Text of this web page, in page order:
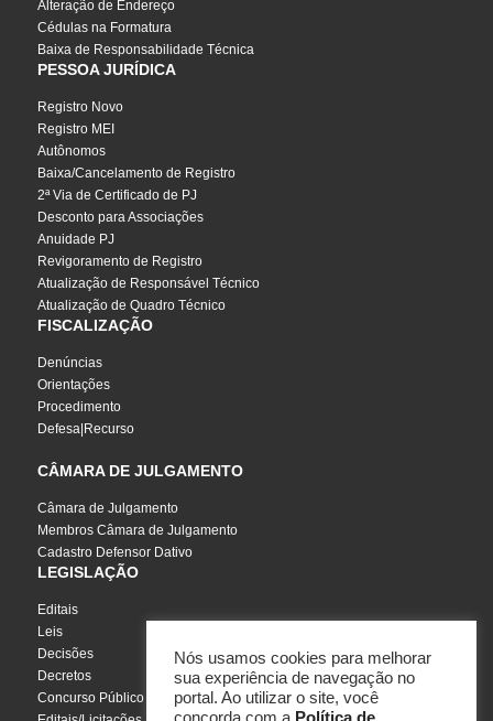
Alteração de Endereço
Cédulas na Formatura
Baixa de Responsabilidade Técnica
PESSOA JURÍDICA
Registro Novo
Registro MEI
Autônomos
Baixa/Cancelamento de Registro
2ª Via de Certificado de PJ
Desconto para Associações
Anuidade PJ
Revigoramento de Registro
Atualização de Responsável Técnico
Atualização de Quadro Técnico
FISCALIZAÇÃO
Denúncias
Orientações
Procedimento
Defesa|Recurso
CÂMARA DE JULGAMENTO
Câmara de Julgamento
Membros Câmara de Julgamento
Cadastro Defensor Dativo
LEGISLAÇÃO
Editais
Leis
Decisões
Decretos
Concurso Público
Nós usamos cookies para melhorar
sua experiência de navegação no
portal. Ao utilizar o site, você